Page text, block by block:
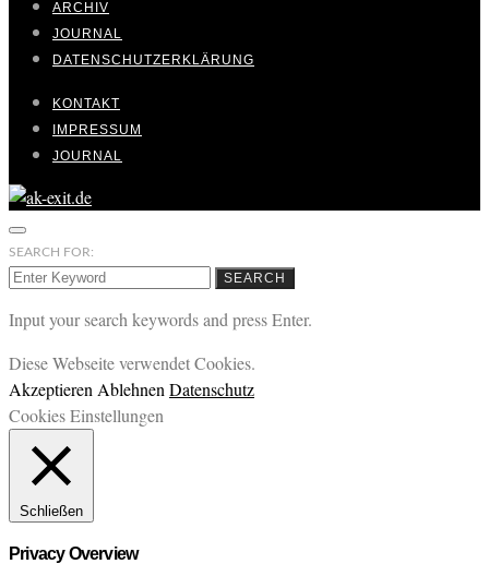
ARCHIV
JOURNAL
DATENSCHUTZERKLÄRUNG
KONTAKT
IMPRESSUM
JOURNAL
SEARCH FOR:
SEARCH
Input your search keywords and press Enter.
Diese Webseite verwendet Cookies.
Akzeptieren Ablehnen Datenschutz
Cookies Einstellungen
Schließen
Privacy Overview